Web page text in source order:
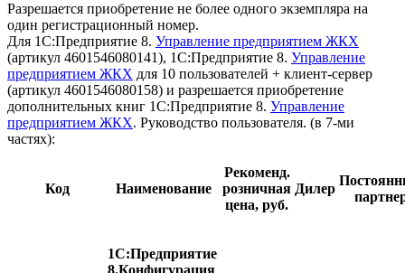
Разрешается приобретение не более одного экземпляра на
один регистрационный номер.
Для 1С:Предприятие 8. Управление предприятием ЖКХ
(артикул 4601546080141), 1С:Предприятие 8. Управление
предприятием ЖКХ для 10 пользователей + клиент-сервер
(артикул 4601546080158) и разрешается приобретение
дополнительных книг 1С:Предприятие 8. Управление
предприятием ЖКХ. Руководство пользователя. (в 7-ми
частях):
Код Наименование
Рекоменд.
розничная
цена, руб.
Дилер
1С:Предприятие